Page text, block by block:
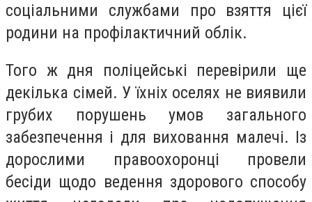
соціальними службами про взяття цієї
родини на профілактичний облік.
Того ж дня поліцейські перевірили ще
декілька сімей. У їхніх оселях не виявили
грубих порушень умов загального
забезпечення і для виховання малечі. Із
дорослими правоохоронці провели
бесіди щодо ведення здорового способу